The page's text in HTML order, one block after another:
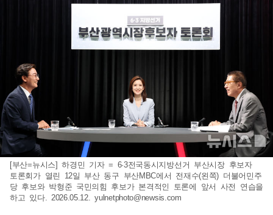
[부산=뉴시스] 하경민 기자 = 6·3전국동시지방선거 부산시장 후보자
토론회가 열린 12일 부산 동구 부산MBC에서 전재수(왼쪽) 더불어민주
당 후보와 박형준 국민의힘 후보가 본격적인 토론에 앞서 사전 연습을
하고 있다. 2026.05.12.yulnetphoto@newsis.com